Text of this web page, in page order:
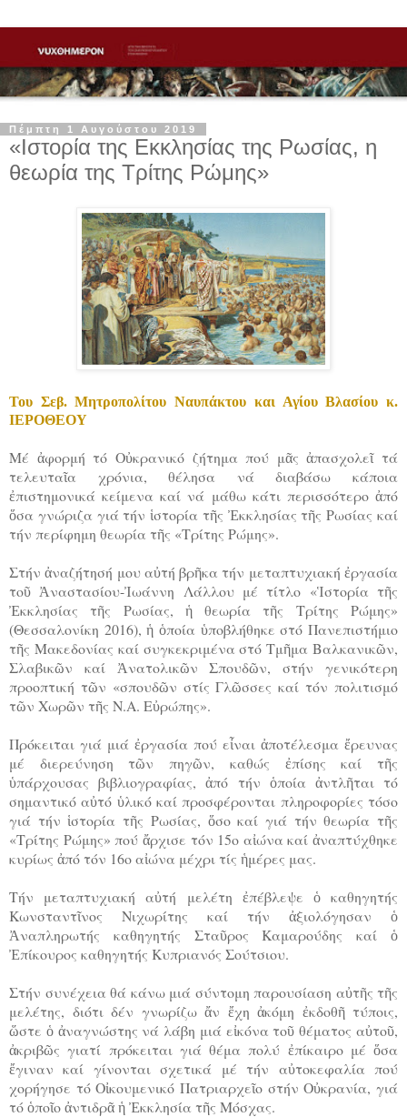
Πέμπτη 1 Αυγούστου 2019
«Ιστορία της Εκκλησίας της Ρωσίας, η
θεωρία της Τρίτης Ρώμης»
Του Σεβ. Μητροπολίτου Ναυπάκτου και Αγίου Βλασίου κ.
ΙΕΡΟΘΕΟΥ
Μέ ἀφορμή τό Οὐκρανικό ζήτημα πού μᾶς ἀπασχολεῖ τά
τελευταῖα χρόνια, θέλησα νά διαβάσω κάποια
ἐπιστημονικά κείμενα καί νά μάθω κάτι περισσότερο ἀπό
ὅσα γνώριζα γιά τήν ἱστορία τῆς Ἐκκλησίας τῆς Ρωσίας καί
τήν περίφημη θεωρία τῆς «Τρίτης Ρώμης».
Στήν ἀναζήτησή μου αὐτή βρῆκα τήν μεταπτυχιακή ἐργασία
τοῦ Ἀναστασίου-Ἰωάννη Λάλλου μέ τίτλο «Ἱστορία τῆς
Ἐκκλησίας τῆς Ρωσίας, ἡ θεωρία τῆς Τρίτης Ρώμης»
(Θεσσαλονίκη 2016), ἡ ὁποία ὑποβλήθηκε στό Πανεπιστήμιο
τῆς Μακεδονίας καί συγκεκριμένα στό Τμῆμα Βαλκανικῶν,
Σλαβικῶν καί Ἀνατολικῶν Σπουδῶν, στήν γενικότερη
προοπτική τῶν «σπουδῶν στίς Γλῶσσες καί τόν πολιτισμό
τῶν Χωρῶν τῆς Ν.Α. Εὐρώπης».
Πρόκειται γιά μιά ἐργασία πού εἶναι ἀποτέλεσμα ἔρευνας
μέ διερεύνηση τῶν πηγῶν, καθώς ἐπίσης καί τῆς
ὑπάρχουσας βιβλιογραφίας, ἀπό τήν ὁποία ἀντλῆται τό
σημαντικό αὐτό ὑλικό καί προσφέρονται πληροφορίες τόσο
γιά τήν ἱστορία τῆς Ρωσίας, ὅσο καί γιά τήν θεωρία τῆς
«Τρίτης Ρώμης» πού ἄρχισε τόν 15ο αἰώνα καί ἀναπτύχθηκε
κυρίως ἀπό τόν 16ο αἰώνα μέχρι τίς ἡμέρες μας.
Τήν μεταπτυχιακή αὐτή μελέτη ἐπέβλεψε ὁ καθηγητής
Κωνσταντῖνος Νιχωρίτης καί τήν ἀξιολόγησαν ὁ
Ἀναπληρωτής καθηγητής Σταῦρος Καμαρούδης καί ὁ
Ἐπίκουρος καθηγητής Κυπριανός Σούτσιου.
Στήν συνέχεια θά κάνω μιά σύντομη παρουσίαση αὐτῆς τῆς
μελέτης, διότι δέν γνωρίζω ἄν ἔχη ἀκόμη ἐκδοθῆ τύποις,
ὥστε ὁ ἀναγνώστης νά λάβη μιά εἰκόνα τοῦ θέματος αὐτοῦ,
ἀκριβῶς γιατί πρόκειται γιά θέμα πολύ ἐπίκαιρο μέ ὅσα
ἔγιναν καί γίνονται σχετικά μέ τήν αὐτοκεφαλία πού
χορήγησε τό Οἰκουμενικό Πατριαρχεῖο στήν Οὐκρανία, γιά
τό ὁποῖο ἀντιδρᾶ ἡ Ἐκκλησία τῆς Μόσχας.